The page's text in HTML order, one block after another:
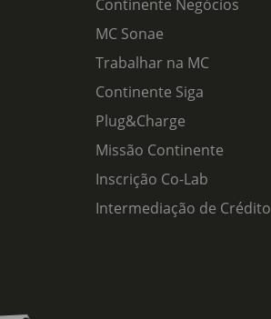
Continente Negócios
MC Sonae
Trabalhar na MC
Continente Siga
Plug&Charge
Missão Continente
Inscrição Co-Lab
Intermediação de Crédito